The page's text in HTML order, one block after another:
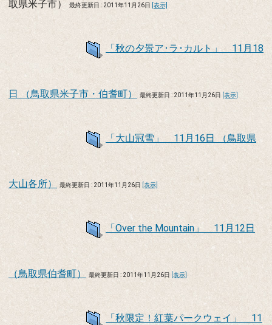
取県米子市） 最終更新日 : 2011年11月26日 [表示]
「秋の夕景ア･ラ･カルト」 11月18
日 （鳥取県米子市・伯耆町） 最終更新日 : 2011年11月26日 [表示]
「大山冠雪」 11月16日 （鳥取県
大山各所） 最終更新日 : 2011年11月26日 [表示]
「Over the Mountain」 11月12日
（鳥取県伯耆町） 最終更新日 : 2011年11月26日 [表示]
「秋限定！紅葉パークウェイ」 11